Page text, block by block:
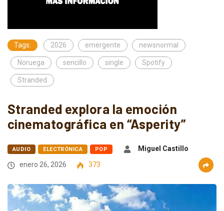
Tags: 2026 emergente newsnormal
Noruega sencillo single Spotify
Stranded
Stranded explora la emoción
cinematográfica en “Asperity”
AUDIO ELECTRÓNICA POP
Miguel Castillo
enero 26, 2026
373